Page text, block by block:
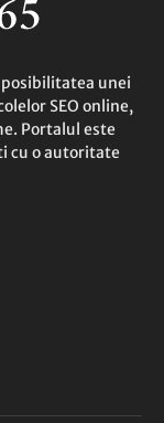
unei
SEO online,
Portalul este
cu o autoritate